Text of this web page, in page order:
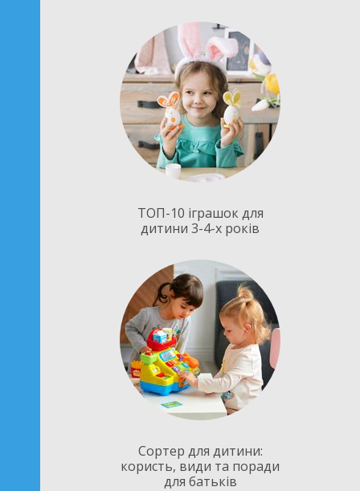
ТОП-10 іграшок для
дитини 3-4-х років
Сортер для дитини:
користь, види та поради
для батьків